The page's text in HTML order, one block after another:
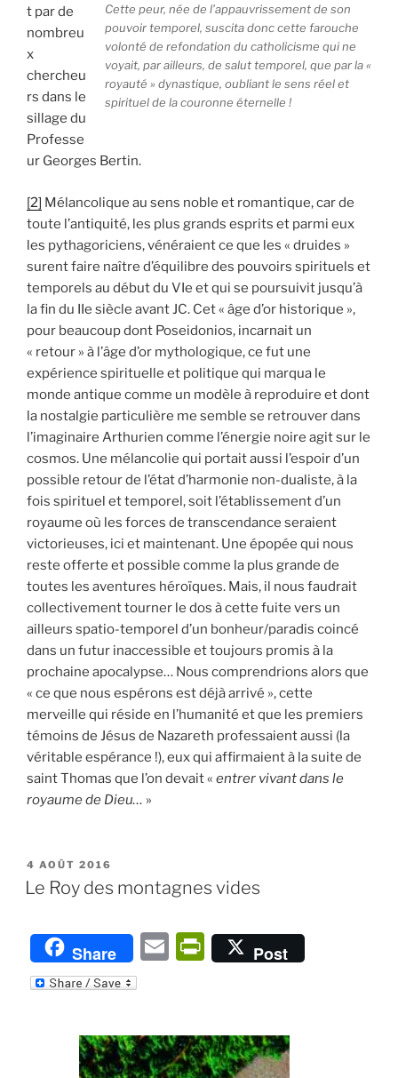
Cette peur, née de l’appauvrissement de son
pouvoir temporel, suscita donc cette farouche
volonté de refondation du catholicisme qui ne
voyait, par ailleurs, de salut temporel, que par la «
royauté » dynastique, oubliant le sens réel et
spirituel de la couronne éternelle !
t par de
nombreu
x
chercheu
rs dans le
sillage du
Professe
ur Georges Bertin.
[2] Mélancolique au sens noble et romantique, car de
toute l’antiquité, les plus grands esprits et parmi eux
les pythagoriciens, vénéraient ce que les « druides »
surent faire naître d’équilibre des pouvoirs spirituels et
temporels au début du VIe et qui se poursuivit jusqu’à
la fin du IIe siècle avant JC. Cet « âge d’or historique »,
pour beaucoup dont Poseidonios, incarnait un
« retour » à l’âge d’or mythologique, ce fut une
expérience spirituelle et politique qui marqua le
monde antique comme un modèle à reproduire et dont
la nostalgie particulière me semble se retrouver dans
l’imaginaire Arthurien comme l’énergie noire agit sur le
cosmos. Une mélancolie qui portait aussi l’espoir d’un
possible retour de l’état d’harmonie non-dualiste, à la
fois spirituel et temporel, soit l’établissement d’un
royaume où les forces de transcendance seraient
victorieuses, ici et maintenant. Une épopée qui nous
reste offerte et possible comme la plus grande de
toutes les aventures héroïques. Mais, il nous faudrait
collectivement tourner le dos à cette fuite vers un
ailleurs spatio-temporel d’un bonheur/paradis coincé
dans un futur inaccessible et toujours promis à la
prochaine apocalypse… Nous comprendrions alors que
« ce que nous espérons est déjà arrivé », cette
merveille qui réside en l’humanité et que les premiers
témoins de Jésus de Nazareth professaient aussi (la
véritable espérance !), eux qui affirmaient à la suite de
saint Thomas que l’on devait « entrer vivant dans le
royaume de Dieu… »
PUBLIÉ
LE
4 AOÛT 2016
Le Roy des montagnes vides
Share
E
l
P
ri
Fr
ie
Post